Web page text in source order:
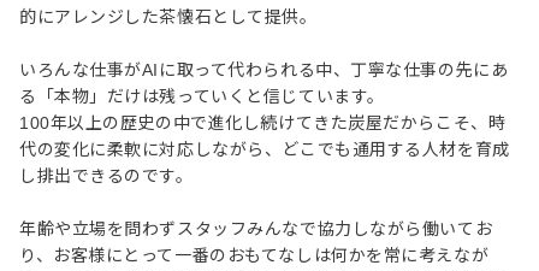
的にアレンジした茶懐石として提供。
いろんな仕事がAIに取って代わられる中、丁寧な仕事の先にあ
る「本物」だけは残っていくと信じています。
100年以上の歴史の中で進化し続けてきた炭屋だからこそ、時
代の変化に柔軟に対応しながら、どこでも通用する人材を育成
し排出できるのです。
年齢や立場を問わずスタッフみんなで協力しながら働いてお
り、お客様にとって一番のおもてなしは何かを常に考えなが